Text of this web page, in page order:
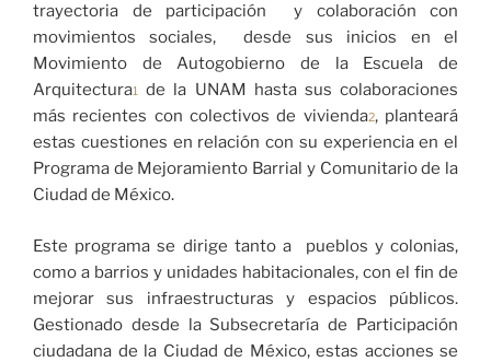
trayectoria de participación y colaboración con
movimientos sociales, desde sus inicios en el
Movimiento de Autogobierno de la Escuela de
Arquitectura1 de la UNAM hasta sus colaboraciones
más recientes con colectivos de vivienda2, planteará
estas cuestiones en relación con su experiencia en el
Programa de Mejoramiento Barrial y Comunitario de la
Ciudad de México.
Este programa se dirige tanto a pueblos y colonias,
como a barrios y unidades habitacionales, con el fin de
mejorar sus infraestructuras y espacios públicos.
Gestionado desde la Subsecretaría de Participación
ciudadana de la Ciudad de México, estas acciones se